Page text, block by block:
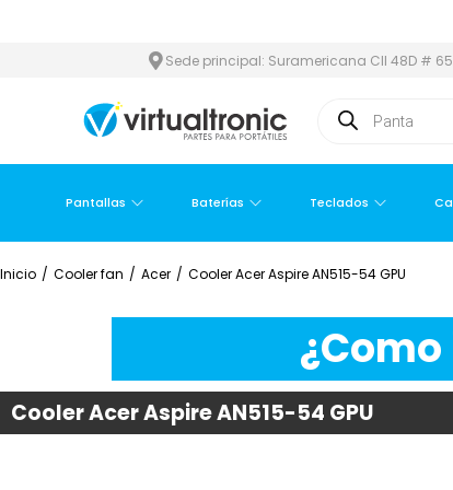
Sede principal: Suramericana Cll 48D #
Pantallas Baterías Teclados
Inicio / Cooler fan / Acer / Cooler Acer Aspire AN515-54 GPU
Cooler Acer Aspire AN515-54 GPU